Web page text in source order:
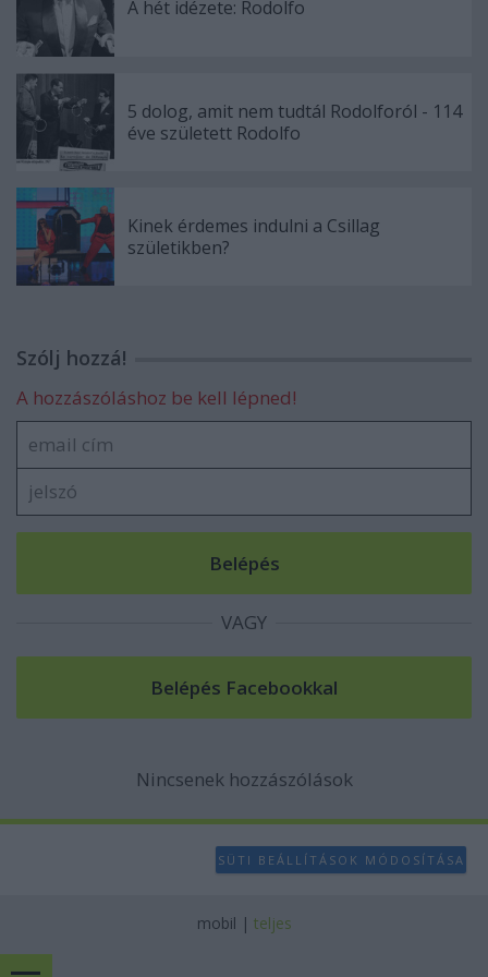
A hét idézete: Rodolfo
5 dolog, amit nem tudtál Rodolforól - 114
éve született Rodolfo
Kinek érdemes indulni a Csillag
születikben?
Szólj hozzá!
A hozzászóláshoz be kell lépned!
VAGY
Nincsenek hozzászólások
SÜTI BEÁLLÍTÁSOK MÓDOSÍTÁSA
mobil | teljes